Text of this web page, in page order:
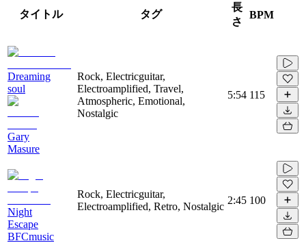
タイトル タグ
長
さ
BPM
Dreaming
soul
Gary
Masure
Rock, Electricguitar,
Electroamplified, Travel,
Atmospheric, Emotional,
Nostalgic
5:54 115
Night
Escape
BFCmusic
Rock, Electricguitar,
Electroamplified, Retro, Nostalgic
2:45 100